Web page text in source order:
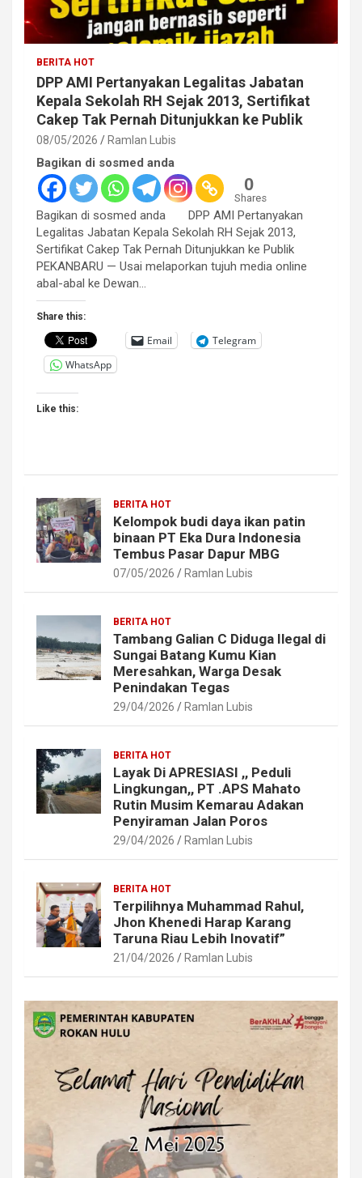
BERITA HOT
DPP AMI Pertanyakan Legalitas Jabatan
Kepala Sekolah RH Sejak 2013, Sertifikat
Cakep Tak Pernah Ditunjukkan ke Publik
08/05/2026 Ramlan Lubis
Bagikan di sosmed anda
0
Shares
Bagikan di sosmed anda DPP AMI Pertanyakan
Legalitas Jabatan Kepala Sekolah RH Sejak 2013,
Sertifikat Cakep Tak Pernah Ditunjukkan ke Publik
PEKANBARU — Usai melaporkan tujuh media online
abal-abal ke Dewan…
Share this:
Email
Telegram
WhatsApp
Like this:
BERITA HOT
Kelompok budi daya ikan patin
binaan PT Eka Dura Indonesia
Tembus Pasar Dapur MBG
07/05/2026 Ramlan Lubis
BERITA HOT
Tambang Galian C Diduga Ilegal di
Sungai Batang Kumu Kian
Meresahkan, Warga Desak
Penindakan Tegas
29/04/2026 Ramlan Lubis
BERITA HOT
Layak Di APRESIASI ,, Peduli
Lingkungan,, PT .APS Mahato
Rutin Musim Kemarau Adakan
Penyiraman Jalan Poros
29/04/2026 Ramlan Lubis
BERITA HOT
Terpilihnya Muhammad Rahul,
Jhon Khenedi Harap Karang
Taruna Riau Lebih Inovatif”
21/04/2026 Ramlan Lubis